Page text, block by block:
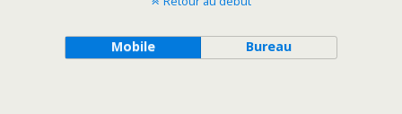
Mobile Bureau